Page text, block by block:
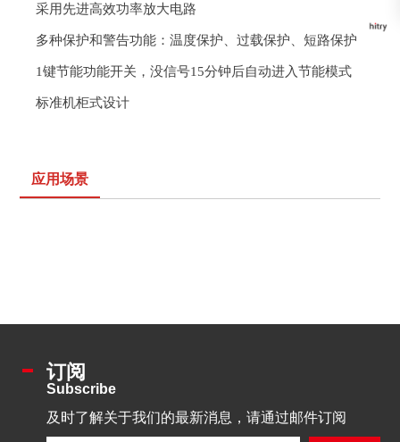
采用先进高效功率放大电路
多种保护和警告功能：温度保护、过载保护、短路保护
1键节能功能开关，没信号15分钟后自动进入节能模式
标准机柜式设计
应用场景
订阅
Subscribe
及时了解关于我们的最新消息，请通过邮件订阅